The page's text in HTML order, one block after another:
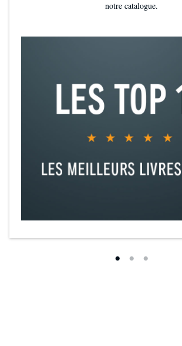
notre catalogue.